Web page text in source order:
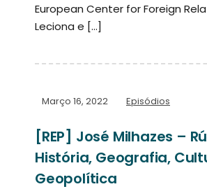
European Center for Foreign
Leciona e […]
Março 16, 2022 Episódios
[REP] José Milhazes –
História, Geografia,
Geopolítica